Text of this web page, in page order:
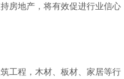
房地产，将有效促进行业信心
工程，木材、板材、家居等行